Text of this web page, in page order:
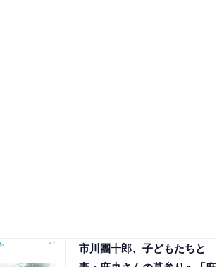
市川團十郎、子どもたちと